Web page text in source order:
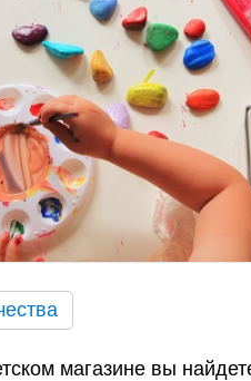
магазине вы